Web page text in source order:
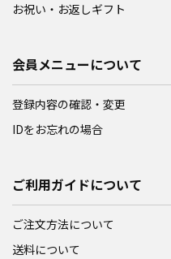
お祝い・お返しギフト
会員メニューについて
登録内容の確認・変更
IDをお忘れの場合
ご利用ガイドについて
ご注文方法について
送料について